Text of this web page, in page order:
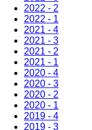
2022 - 2
2022 - 1
2021 - 4
2021 - 3
2021 - 2
2021 - 1
2020 - 4
2020 - 3
2020 - 2
2020 - 1
2019 - 4
2019 - 3